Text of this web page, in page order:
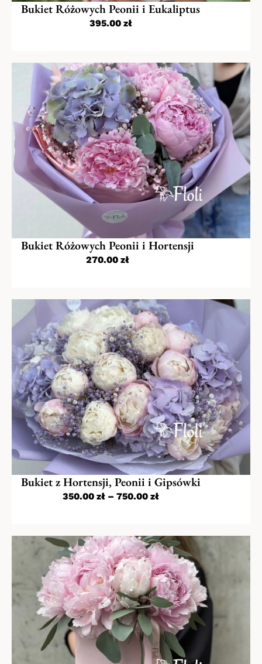
Bukiet Różowych Peonii i Eukaliptus
395.00 zł
Bukiet Różowych Peonii i Hortensji
270.00 zł
Bukiet z Hortensji, Peonii i Gipsówki
350.00 zł – 750.00 zł